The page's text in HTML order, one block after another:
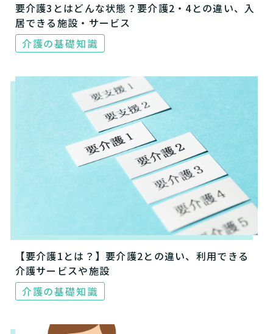
要介護3とはどんな状態？要介護2・4との違い、入
居できる施設・サービス
介護の基礎知識
【要介護1とは？】要介護2との違い、利用できる
介護サービスや施設
介護の基礎知識